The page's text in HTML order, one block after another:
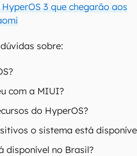
3 que chegarão aos
sobre:
com a MIUI?
do HyperOS?
o sistema está
disponível no Brasil?